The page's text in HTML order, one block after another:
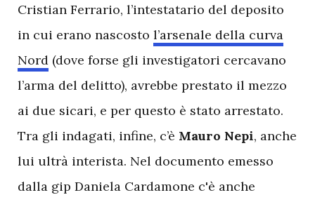
Cristian Ferrario, l’intestatario del deposito
in cui erano nascosto l’arsenale della curva
Nord (dove forse gli investigatori cercavano
l’arma del delitto), avrebbe prestato il mezzo
ai due sicari, e per questo è stato arrestato.
Tra gli indagati, infine, c’è Mauro Nepi, anche
lui ultrà interista. Nel documento emesso
dalla gip Daniela Cardamone c'è anche